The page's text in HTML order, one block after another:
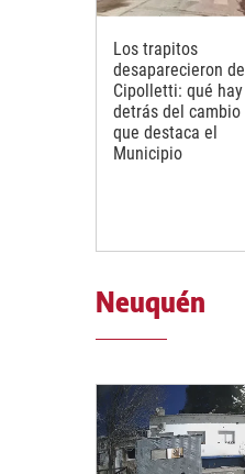
Los trapitos
desaparecieron de
Cipolletti: qué hay
detrás del cambio
que destaca el
Municipio
Neuquén